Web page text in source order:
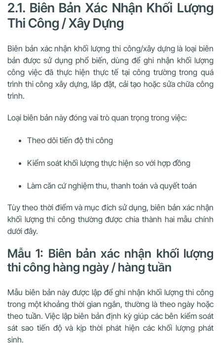
2.1. Biên Bản Xác Nhận Khối Lượng
Thi Công / Xây Dựng
Biên bản xác nhận khối lượng thi công/xây dựng là loại biên
bản được sử dụng phổ biến, dùng để ghi nhận khối lượng
công việc đã thực hiện thực tế tại công trường trong quá
trình thi công xây dựng, lắp đặt, cải tạo hoặc sửa chữa công
trình.
Loại biên bản này đóng vai trò quan trọng trong việc:
Theo dõi tiến độ thi công
Kiểm soát khối lượng thực hiện so với hợp đồng
Làm căn cứ nghiệm thu, thanh toán và quyết toán
Tùy theo thời điểm và mục đích sử dụng, biên bản xác nhận
khối lượng thi công thường được chia thành hai mẫu chính
dưới đây.
Mẫu 1: Biên bản xác nhận khối lượng
thi công hàng ngày / hàng tuần
Mẫu biên bản này được lập để ghi nhận khối lượng thi công
trong một khoảng thời gian ngắn, thường là theo ngày hoặc
theo tuần. Việc lập biên bản định kỳ giúp các bên kiểm soát
sát sao tiến độ và kịp thời phát hiện các khối lượng phát
sinh.